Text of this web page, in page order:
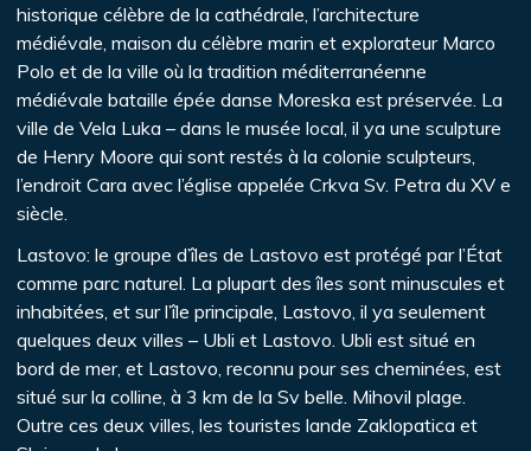
historique célèbre de la cathédrale, l’architecture
médiévale, maison du célèbre marin et explorateur Marco
Polo et de la ville où la tradition méditerranéenne
médiévale bataille épée danse Moreska est préservée. La
ville de Vela Luka – dans le musée local, il ya une sculpture
de Henry Moore qui sont restés à la colonie sculpteurs,
l’endroit Cara avec l’église appelée Crkva Sv. Petra du XV e
siècle.
Lastovo: le groupe d’îles de Lastovo est protégé par l’État
comme parc naturel. La plupart des îles sont minuscules et
inhabitées, et sur l’île principale, Lastovo, il ya seulement
quelques deux villes – Ubli et Lastovo. Ubli est situé en
bord de mer, et Lastovo, reconnu pour ses cheminées, est
situé sur la colline, à 3 km de la Sv belle. Mihovil plage.
Outre ces deux villes, les touristes lande Zaklopatica et